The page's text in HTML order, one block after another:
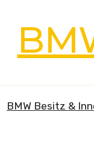
BMW Besitz &